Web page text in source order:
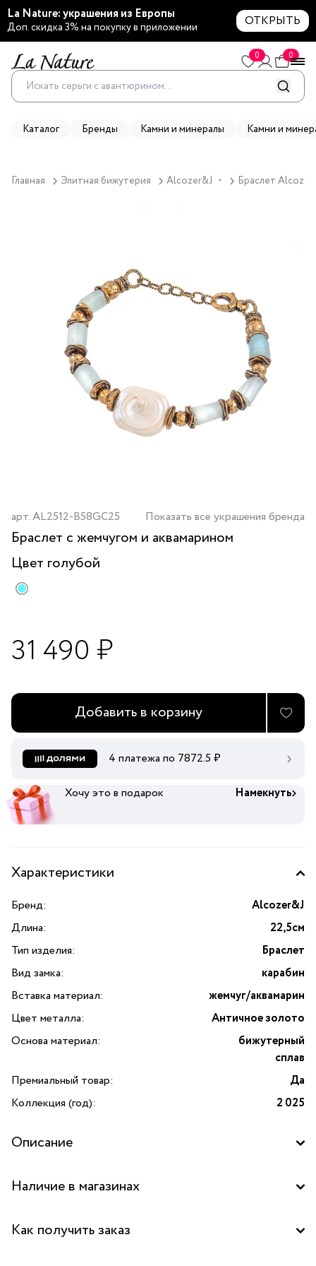
La Nature: украшения из Европы
Доп. скидка 3% на покупку в приложении ОТКРЫТЬ
0 0
Каталог Бренды Камни и минералы Камни и
Главная Элитная бижутерия Alcozer&J ▼ Браслет
арт.AL2512-B58GC25 Показать все украшения бренда
Браслет с жемчугом и аквамарином
Цвет голубой
31 490 ₽
Добавить в корзину
4 платежа по 7872.5 ₽
Хочу это в подарок Намекнуть
Характеристики
Бренд:
Alcozer&J
Длина:
22,5см
Тип изделия:
Браслет
Вид замка:
карабин
Вставка материал:
жемчуг/аквамарин
Цвет металла:
Античное золото
Основа материал:
бижутерный
сплав
Премиальный товар:
Да
Коллекция (год):
2 025
Описание
с жемчугом и аквамарином от итальянского бренда
ценит уникальный дизайн и высокое качество исполнения.
Наличие в магазинах
Бутик "La Nature" в ТЦ "Метрополис", Москва
Как получить заказ